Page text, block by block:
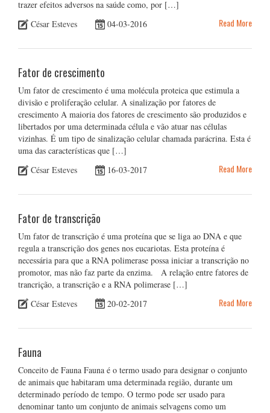
trazer efeitos adversos na saúde como, por […]
César Esteves
04-03-2016 Read More
Fator de crescimento
Um fator de crescimento é uma molécula proteica que estimula a
divisão e proliferação celular. A sinalização por fatores de
crescimento A maioria dos fatores de crescimento são produzidos e
libertados por uma determinada célula e vão atuar nas células
vizinhas. É um tipo de sinalização celular chamada parácrina. Esta é
uma das características que […]
César Esteves
16-03-2017 Read More
Fator de transcrição
Um fator de transcrição é uma proteína que se liga ao DNA e que
regula a transcrição dos genes nos eucariotas. Esta proteína é
necessária para que a RNA polimerase possa iniciar a transcrição no
promotor, mas não faz parte da enzima. A relação entre fatores de
trancrição, a transcrição e a RNA polimerase […]
César Esteves
20-02-2017 Read More
Fauna
Conceito de Fauna Fauna é o termo usado para designar o conjunto
de animais que habitaram uma determinada região, durante um
determinado período de tempo. O termo pode ser usado para
denominar tanto um conjunto de animais selvagens como um